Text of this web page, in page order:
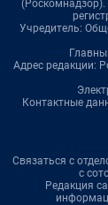
Учредитель:
Адрес редакции:
Контактные
Связаться с
с
Редакция